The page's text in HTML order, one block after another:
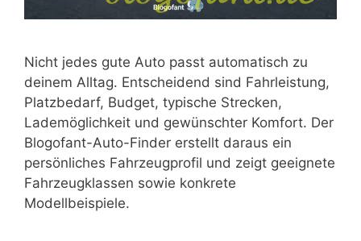
Nicht jedes gute Auto passt automatisch zu
deinem Alltag. Entscheidend sind Fahrleistung,
Platzbedarf, Budget, typische Strecken,
Lademöglichkeit und gewünschter Komfort. Der
Blogofant-Auto-Finder erstellt daraus ein
persönliches Fahrzeugprofil und zeigt geeignete
Fahrzeugklassen sowie konkrete
Modellbeispiele.